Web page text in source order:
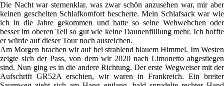
Die Nacht war sternenklar, was zwar schön anzusehen war, mir aber
keinen gescheiten Schlafkomfort bescherte. Mein Schlafsack war wie
ich in die Jahre gekommen und hatte so seine Wehwehchen oder
besser im oberen Teil so gut wie keine Daunenfüllung mehr. Ich hoffte
er würde auf dieser Tour noch ausreichen.
Am Morgen brachen wir auf bei strahlend blauem Himmel. Im Westen
zeigte sich der Pass, von dem wir 2020 nach Limonetto abgestiegen
sind. Nun ging es in die andere Richtung. Der erste Wegweiser mit der
Aufschrift GR52A erschien, wir waren in Frankreich. Ein breiter